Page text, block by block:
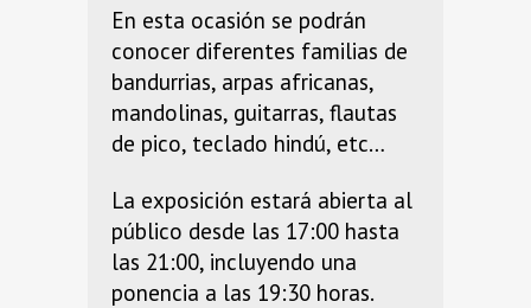
En esta ocasión se podrán
conocer diferentes familias de
bandurrias, arpas africanas,
mandolinas, guitarras, flautas
de pico, teclado hindú, etc…
La exposición estará abierta al
público desde las 17:00 hasta
las 21:00, incluyendo una
ponencia a las 19:30 horas.